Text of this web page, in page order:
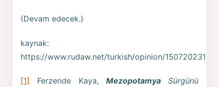
(Devam edecek.)
kaynak:
https://www.rudaw.net/turkish/opinion/150720231
[1] Ferzende Kaya, MezopotamyaSürgünü